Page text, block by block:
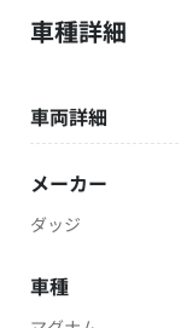
車種詳細
車両詳細
メーカー
ダッジ
車種